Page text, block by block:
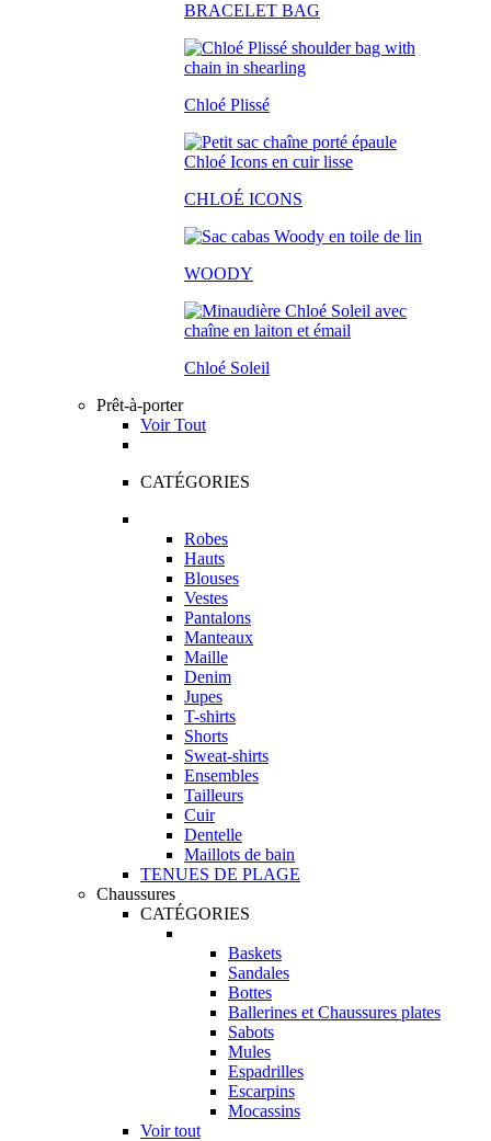
BRACELET BAG
Chloé Plissé
CHLOÉ ICONS
WOODY
Chloé Soleil
Prêt-à-porter
Voir Tout
CATÉGORIES
Robes
Hauts
Blouses
Vestes
Pantalons
Manteaux
Maille
Denim
Jupes
T-shirts
Shorts
Sweat-shirts
Ensembles
Tailleurs
Cuir
Dentelle
Maillots de bain
TENUES DE PLAGE
Chaussures
CATÉGORIES
Baskets
Sandales
Bottes
Ballerines et Chaussures plates
Sabots
Mules
Espadrilles
Escarpins
Mocassins
Voir tout